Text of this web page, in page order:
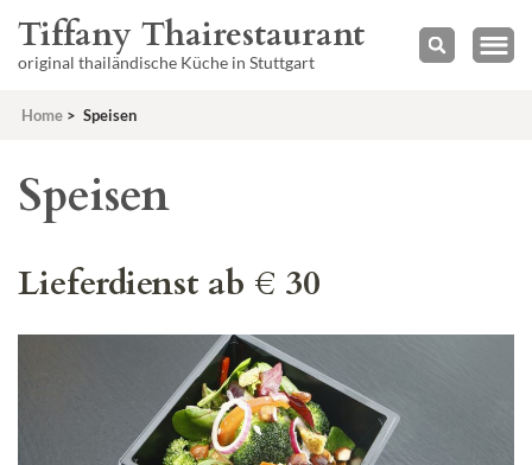
Tiffany Thairestaurant
original thailändische Küche in Stuttgart
Home > Speisen
Speisen
Lieferdienst ab € 30